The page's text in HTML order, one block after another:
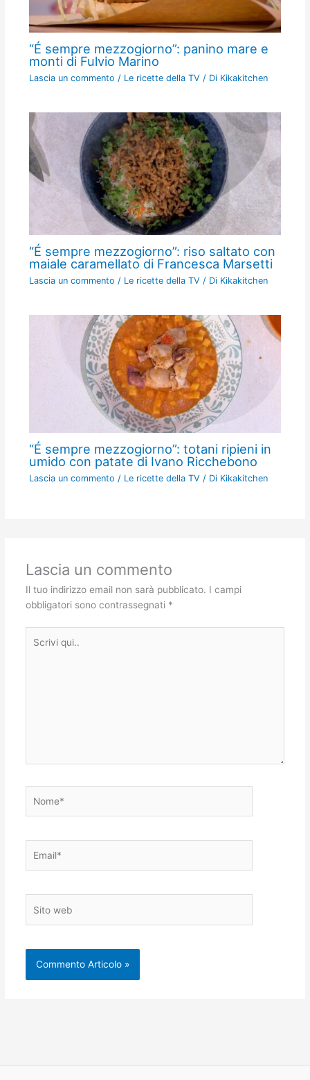
“É sempre mezzogiorno”: panino mare e
monti di Fulvio Marino
Lascia un commento / Le ricette della TV / Di Kikakitchen
“É sempre mezzogiorno”: riso saltato con
maiale caramellato di Francesca Marsetti
Lascia un commento / Le ricette della TV / Di Kikakitchen
“É sempre mezzogiorno”: totani ripieni in
umido con patate di Ivano Ricchebono
Lascia un commento / Le ricette della TV / Di Kikakitchen
Lascia un commento
Il tuo indirizzo email non sarà pubblicato. I campi
obbligatori sono contrassegnati *
qui..
web